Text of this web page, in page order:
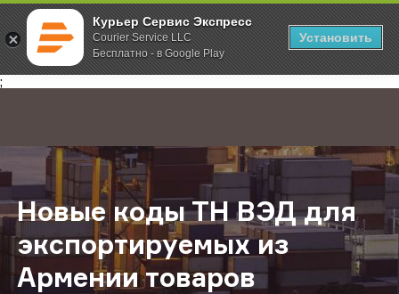
Курьер Сервис Экспресс
Courier Service LLC
Бесплатно - в Google Play
Установить
;
Главная О компании Новости Новые коды ТН ВЭД для
Новые коды ТН ВЭД для
экспортируемых из
Армении товаров